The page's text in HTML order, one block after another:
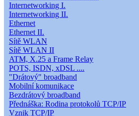
Internetworking I.
Internetworking II.
Ethernet
Ethernet II.
Sítě WLAN
Sítě WLAN II
ATM, X.25 a Frame Relay
POTS, ISDN, xDSL ....
"Drátový" broadband
Mobilní komunikace
Bezdrátový broadband
Přednáška: Rodina protokolů TCP/IP
Vznik TCP/IP